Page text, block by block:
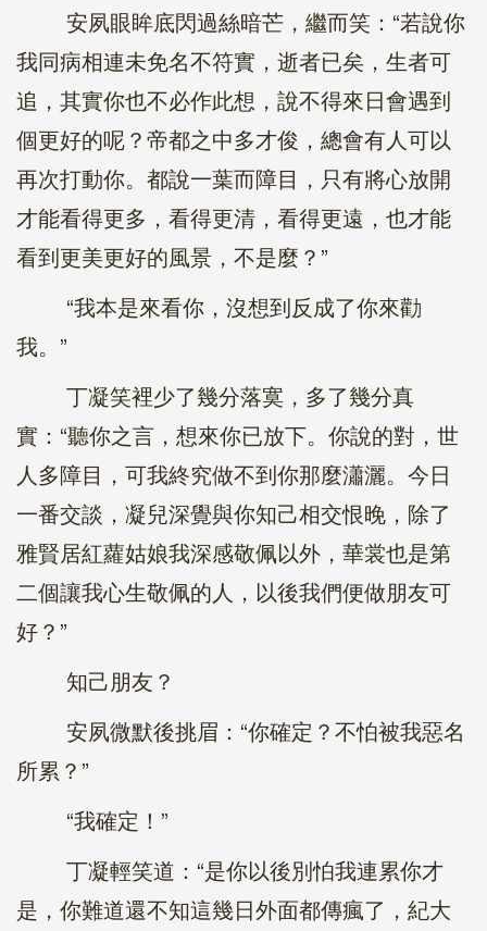
安夙眼眸底閃過絲暗芒，繼而笑：“若說你
我同病相連未免名不符實，逝者已矣，生者可
追，其實你也不必作此想，說不得來日會遇到
個更好的呢？帝都之中多才俊，總會有人可以
再次打動你。都說一葉而障目，只有將心放開
才能看得更多，看得更清，看得更遠，也才能
看到更美更好的風景，不是麼？”
“我本是來看你，沒想到反成了你來勸
我。”
丁凝笑裡少了幾分落寞，多了幾分真
實：“聽你之言，想來你已放下。你說的對，世
人多障目，可我終究做不到你那麼瀟灑。今日
一番交談，凝兒深覺與你知己相交恨晚，除了
雅賢居紅蘿姑娘我深感敬佩以外，華裳也是第
二個讓我心生敬佩的人，以後我們便做朋友可
好？”
知己朋友？
安夙微默後挑眉：“你確定？不怕被我惡名
所累？”
“我確定！”
丁凝輕笑道：“是你以後別怕我連累你才
是，你難道還不知這幾日外面都傳瘋了，紀大